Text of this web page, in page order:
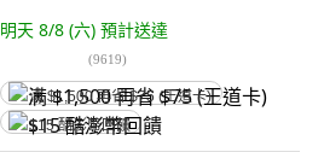
明天 8/8 (六) 預計送達
(9619)
满 $1,500 再省 $75 (王道卡)
$15 酷澎幣回饋